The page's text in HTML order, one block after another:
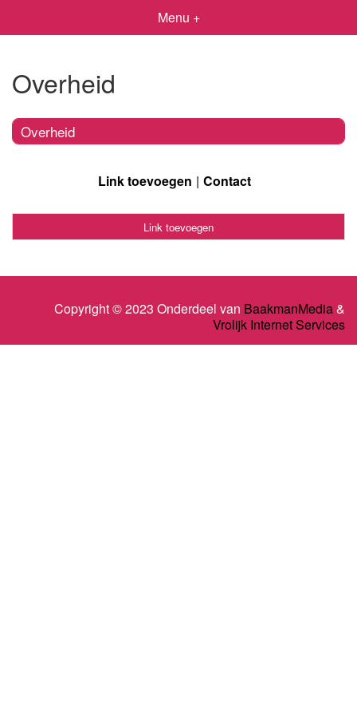
Menu +
Overheid
Overheid
Link toevoegen Contact
Link toevoegen
Copyright © 2023 Onderdeel van BaakmanMedia&
Vrolijk Internet Services